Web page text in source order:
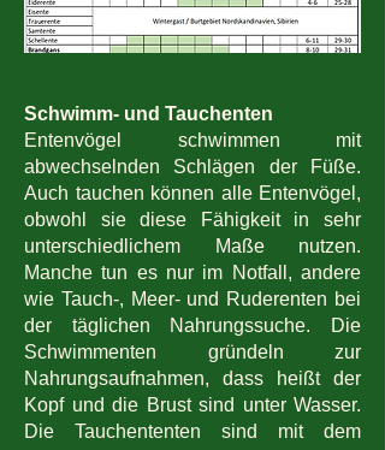
Schwimm- und Tauchenten
Entenvögel schwimmen mit
abwechselnden Schlägen der Füße.
Auch tauchen können alle Entenvögel,
obwohl sie diese Fähigkeit in sehr
unterschiedlichem Maße nutzen.
Manche tun es nur im Notfall, andere
wie Tauch-, Meer- und Ruderenten bei
der täglichen Nahrungssuche. Die
Schwimmenten gründeln zur
Nahrungsaufnahmen, dass heißt der
Kopf und die Brust sind unter Wasser.
Die Tauchententen sind mit dem